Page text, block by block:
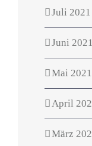
Juli 2021
Juni 2021
Mai 2021
April
März